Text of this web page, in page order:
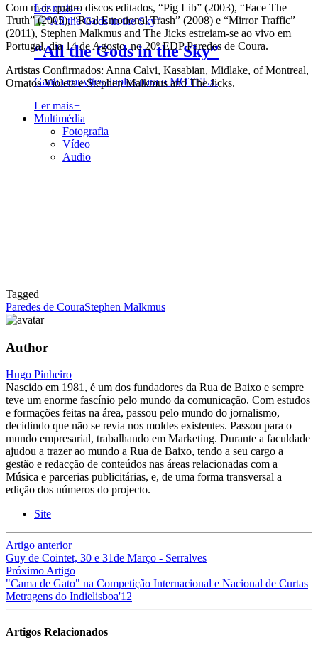
Ler mais+
“All the Gods in the Sky”
Ganha convites duplos para o MOTELx.
Ler mais+
Multimédia
Fotografia
Vídeo
Audio
Com mais quatro discos editados, “Pig Lib” (2003), “Face The
Truth” (2005), “Real Emotional Trash” (2008) e “Mirror Traffic”
(2011), Stephen Malkmus and The Jicks estreiam-se ao vivo em
Portugal, dia 14 de Agosto, no 20º EDP Paredes de Coura.
Artistas Confirmados: Anna Calvi, Kasabian, Midlake, of Montreal,
Ornatos Violeta e Stephen Malkmus and The Jicks.
Tagged
Paredes de CouraStephen Malkmus
Author
Hugo Pinheiro
Nascido em 1981, é um dos fundadores da Rua de Baixo e sempre
teve um enorme fascínio pelo mundo da comunicação. Com estudos
e formações feitas na área, passou pelo mundo do jornalismo,
decidindo que não se revia nos moldes existentes. Passou para o
mundo empresarial, trabalhando em Marketing. Durante a faculdade
ajudou a trazer ao mundo a Rua de Baixo, tendo a seu cargo a
gestão e redacção de conteúdos nas áreas relacionadas com a
Música e parcerias publicitárias, e, de uma forma transversal a
edição dos números do projecto.
Site
Artigo anterior
Guy de Cointet, 30 e 31de Março - Serralves
Próximo Artigo
"Cama de Gato" na Competição Internacional e Nacional de Curtas
Metragens do Indielisboa'12
Artigos Relacionados